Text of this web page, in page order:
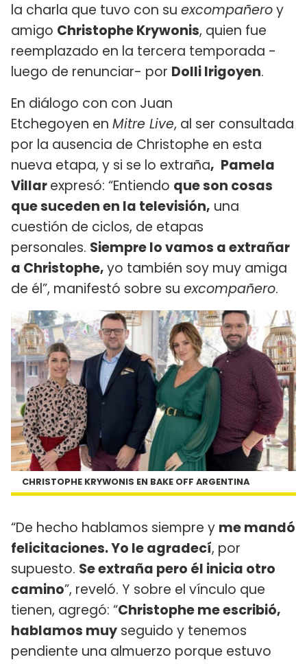
la charla que tuvo con su excompañeroy
amigo Christophe Krywonis, quien fue
reemplazado en la tercera temporada -
luego de renunciar- por Dolli Irigoyen.
En diálogo con con Juan
Etchegoyen en Mitre Live, al ser consultada
por la ausencia de Christophe en esta
nueva etapa, y si se lo extraña, Pamela
Villarexpresó: “Entiendo que son cosas
que suceden en la televisión, una
cuestión de ciclos, de etapas
personales. Siempre lo vamos a extrañar
a Christophe,yo también soy muy amiga
de él”, manifestó sobre su excompañero.
CHRISTOPHE KRYWONIS EN BAKE OFF ARGENTINA
“De hecho hablamos siempre y me mandó
felicitaciones. Yo le agradecí, por
supuesto. Se extraña pero él inicia otro
camino”, reveló. Y sobre el vínculo que
tienen, agregó: “Christophe me escribió,
hablamos muy seguido y tenemos
pendiente una almuerzo porque estuvo